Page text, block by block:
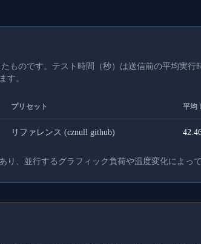
ものです。テスト時間（秒）は送信前の平均実行
す。
プリセット 平均
リファレンス (cznull github)
り、並行するグラフィック負荷や温度変化によっ